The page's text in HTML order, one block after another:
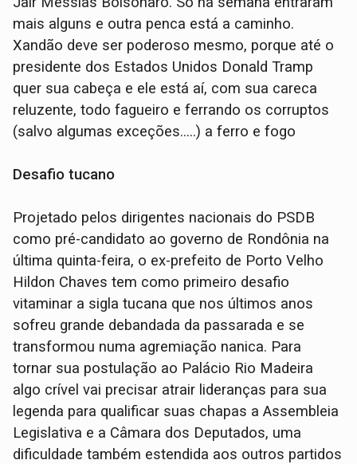
mais alguns e outra penca está a caminho.
Xandão deve ser poderoso mesmo, porque até o
presidente dos Estados Unidos Donald Tramp
quer sua cabeça e ele está aí, com sua careca
reluzente, todo fagueiro e ferrando os corruptos
(salvo algumas exceções.....) a ferro e fogo
Desafio tucano
Projetado pelos dirigentes nacionais do PSDB
como pré-candidato ao governo de Rondônia na
última quinta-feira, o ex-prefeito de Porto Velho
Hildon Chaves tem como primeiro desafio
vitaminar a sigla tucana que nos últimos anos
sofreu grande debandada da passarada e se
transformou numa agremiação nanica. Para
tornar sua postulação ao Palácio Rio Madeira
algo crível vai precisar atrair lideranças para sua
legenda para qualificar suas chapas a Assembleia
Legislativa e a Câmara dos Deputados, uma
dificuldade também estendida aos outros partidos